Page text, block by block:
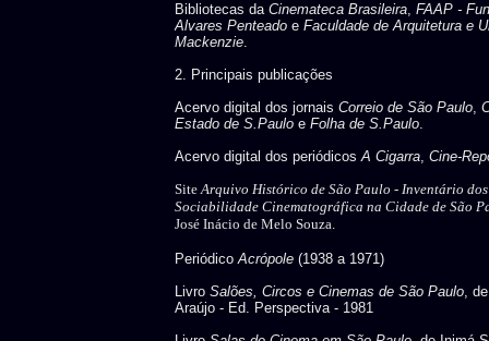
Bibliotecas da Cinemateca Brasileira, FAAP -
Alvares Penteado e Faculdade de Arquitetura e
Mackenzie.
2. Principais publicações
Acervo digital dos jornais Correio de São Paulo,
Estado de S.Paulo e Folha de S.Paulo.
Acervo digital dos periódicosA Cigarra, Cine-
SiteArquivo Histórico de São Paulo - Inventário dos
Sociabilidade Cinematográfica na Cidade de São
José Inácio de Melo Souza.
PeriódicoAcrópole (1938 a 1971)
Livro Salões, Circos e Cinemas de São Paulo,
Araújo - Ed. Perspectiva - 1981